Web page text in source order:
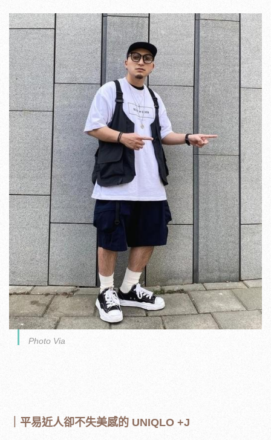
Photo Via
｜平易近人卻不失美感的 UNIQLO +J